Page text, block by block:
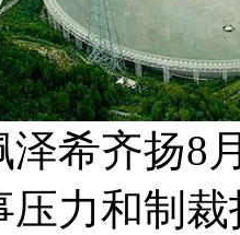
泽希齐扬8
压力和制